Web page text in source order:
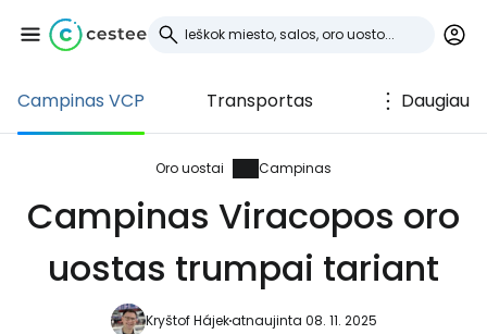
Campinas VCP Transportas Daugiau
Oro uostai Campinas
Campinas Viracopos oro
uostas trumpai tariant
Kryštof Hájekatnaujinta 08. 11. 2025
Prisijunkite prie
Cestee
... pasaulinė kelionių bendruomenė
Tęsti su Google